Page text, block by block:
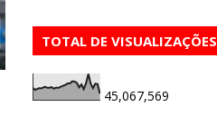
TOTAL DE VISUALIZAÇÕES
45,067,569